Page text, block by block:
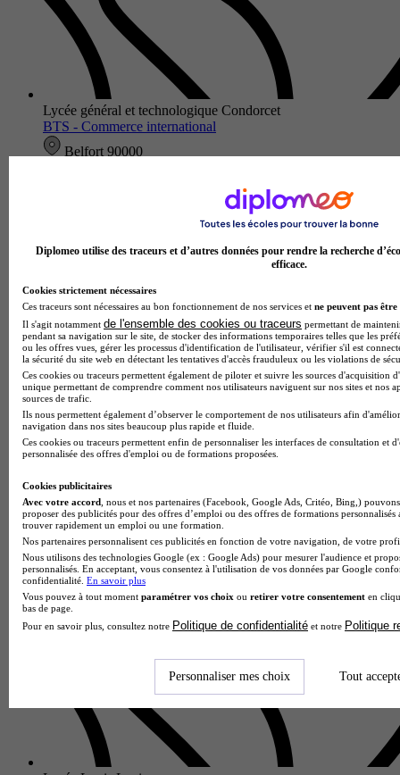
Lycée général et technologique Condorcet
BTS - Commerce international
Belfort 90000
polyvalents maîtrisant les enjeux du commerce mondial. Cette
Lycée général et technologique privé Notre-Dame des Anges
Belfort 90000
Le BTS Management Commercial Opérationnel du Lycée
général et technologique privé Notre-Dame des Anges forme
des professionnels polyvalents du commerce et de la vente.
Au cœur du program…
Diplomeo utilise des traceurs et d’autres données pour rendre la recherche
efficace.
Cookies strictement nécessaires
Ces traceurs sont nécessaires au bon fonctionnement de nos services et ne peuvent pas être
Il s'agit notamment de l'ensemble des cookies ou traceurs permettant de
pendant sa navigation sur le site, de stocker des informations temporaires telles que les
ou les offres vues, gérer les processus d'identification de l'utilisateur, vérifier s'il est
la sécurité du site web en détectant les tentatives d'accès frauduleux ou les violations de
Ces cookies ou traceurs permettent également de piloter et suivre les sources d'acquisition
unique permettant de comprendre comment nos utilisateurs naviguent sur nos sites et nos
sources de trafic.
Ils nous permettent également d’observer le comportement de nos utilisateurs afin
navigation dans nos sites beaucoup plus rapide et fluide.
Ces cookies ou traceurs permettent enfin de personnaliser les interfaces de consultation et
personnalisée des offres d'emploi ou de formations proposées.
Cookies publicitaires
Avec votre accord , nous et nos partenaires (Facebook, Google Ads, Critéo, Bing,)
proposer des publicités pour des offres d’emploi ou des offres de formations
trouver rapidement un emploi ou une formation.
Nos partenaires personnalisent ces publicités en fonction de votre navigation, de votre
Nous utilisons des technologies Google (ex : Google Ads) pour mesurer l'audience et
personnalisés. En acceptant, vous consentez à l'utilisation de vos données par Google
confidentialité. En savoir plus
Vous pouvez à tout moment paramétrer vos choix ou retirer votre consentement en
bas de page.
Pour en savoir plus, consultez notre Politique de confidentialité et notre Politique
Personnaliser mes choix Tout